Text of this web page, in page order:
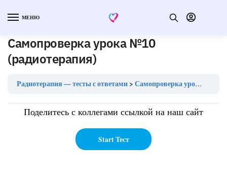
МЕНЮ
Самопроверка урока №10
(радиотерапия)
Радиотерапия — тесты с ответами Самопроверка урока №10 (радиотерапия)
Поделитесь с коллегами ссылкой на наш сайт